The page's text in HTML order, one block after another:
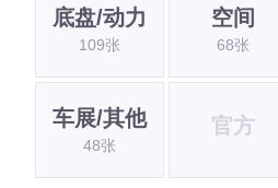
底盘/动力
109张
空间
68张
车展/其他
48张
官方